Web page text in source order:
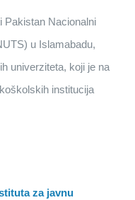
Pakistan Nacionalni
u Islamabadu,
univerziteta, koji je na
institucija
za javnu